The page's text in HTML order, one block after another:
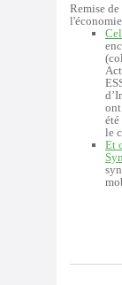
Remise
le
Et